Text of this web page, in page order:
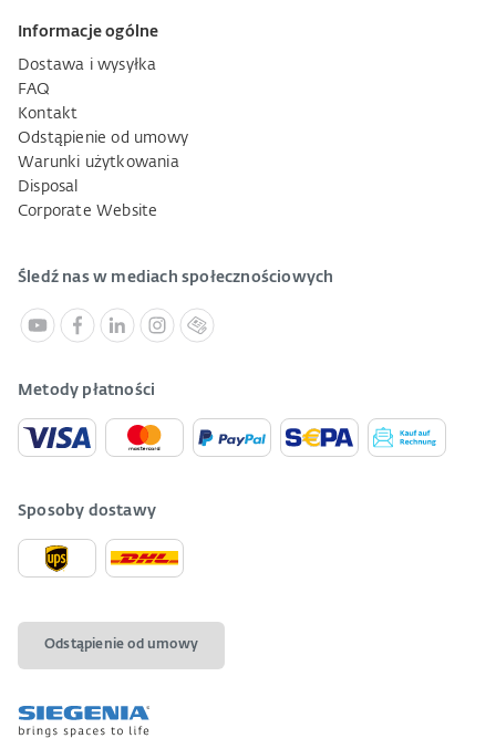
Informacje ogólne
Dostawa i wysyłka
FAQ
Kontakt
Odstąpienie od umowy
Warunki użytkowania
Disposal
Corporate Website
Śledź nas w mediach społecznościowych
Metody płatności
Sposoby dostawy
Odstąpienie od umowy